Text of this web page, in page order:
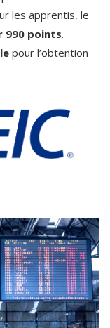
les apprentis, le
990 points.
pour l’obtention